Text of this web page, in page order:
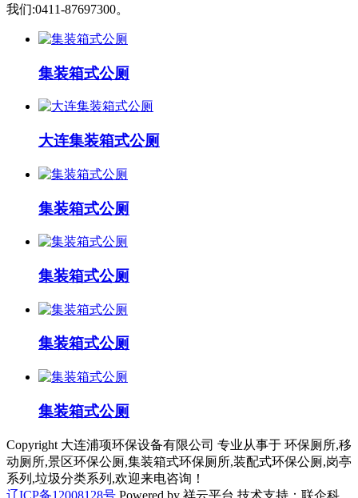
我们:0411-87697300。
集装箱式公厕
大连集装箱式公厕
集装箱式公厕
集装箱式公厕
集装箱式公厕
集装箱式公厕
Copyright 大连浦项环保设备有限公司 专业从事于 环保厕所,移
动厕所,景区环保公厕,集装箱式环保厕所,装配式环保公厕,岗亭
系列,垃圾分类系列,欢迎来电咨询！
辽ICP备12008128号 Powered by 祥云平台 技术支持：联企科